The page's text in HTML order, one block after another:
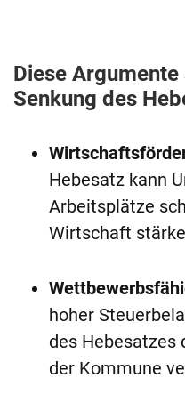
Diese
Senkung des
Hebesatz kann
Arbeitsplätze
Wirtschaft
hoher
des Hebesatzes
der Kommune